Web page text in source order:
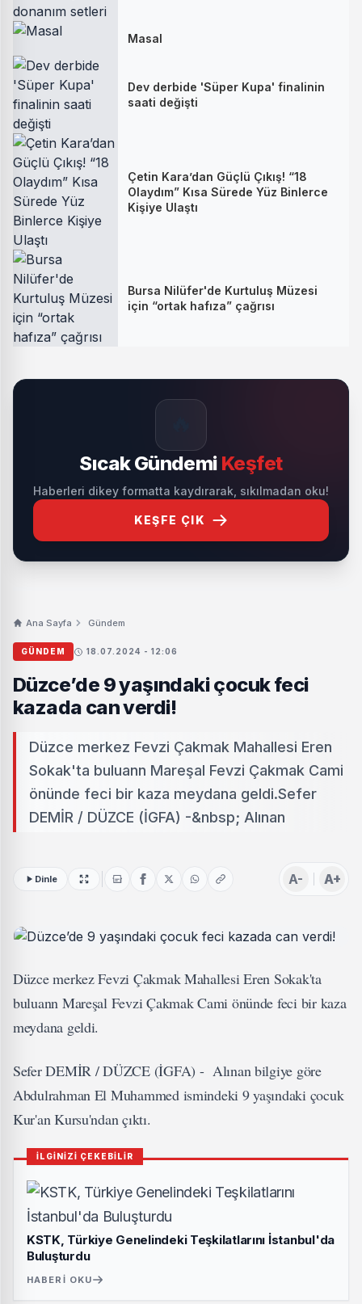
Masal
Dev derbide 'Süper Kupa' finalinin
saati değişti
Çetin Kara’dan Güçlü Çıkış! “18
Olaydım” Kısa Sürede Yüz Binlerce
Kişiye Ulaştı
Bursa Nilüfer'de Kurtuluş Müzesi
için “ortak hafıza” çağrısı
Sıcak Gündemi Keşfet
Haberleri dikey formatta kaydırarak, sıkılmadan oku!
KEŞFE ÇIK
Ana Sayfa Gündem
GÜNDEM 18.07.2024 - 12:06
Düzce’de 9 yaşındaki çocuk feci
kazada can verdi!
Düzce merkez Fevzi Çakmak Mahallesi Eren
Sokak'ta buluann Mareşal Fevzi Çakmak Cami
önünde feci bir kaza meydana geldi.Sefer
DEMİR / DÜZCE (İGFA) -&nbsp; Alınan
Dinle A- A+
Düzce merkez Fevzi Çakmak Mahallesi Eren Sokak'ta
buluann Mareşal Fevzi Çakmak Cami önünde feci bir kaza
meydana geldi.
Sefer DEMİR / DÜZCE (İGFA) - Alınan bilgiye göre
Abdulrahman El Muhammed ismindeki 9 yaşındaki çocuk
Kur'an Kursu'ndan çıktı.
İLGİNİZİ ÇEKEBİLİR
KSTK, Türkiye Genelindeki Teşkilatlarını İstanbul'da
Buluşturdu
HABERI OKU